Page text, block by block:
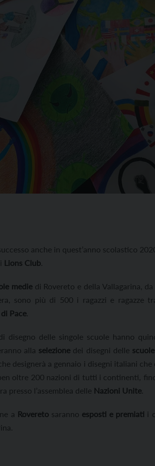
anche in quest’anno scolastico
Lions Club.
mediedi Rovereto e della Vallagarina,
sono più di 500 i ragazzi e ragazze
Pace.
disegno delle singole scuole hanno
alla selezione dei disegni delle
designerà a gennaio i disegni italiani
oltre 200 nazioni di tutti i continenti,
presso l’assemblea delle Nazioni Unite.
a Roveretosaranno esposti e premiati i